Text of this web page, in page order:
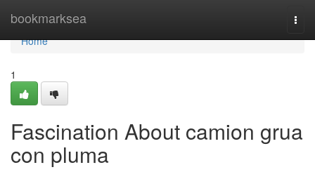
bookmarksea
Home
Home
1
Fascination About camion grua
con pluma